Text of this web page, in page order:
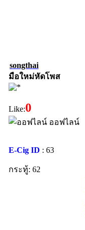
songthai
มือใหม่หัดโพส
Like:0
ออฟไลน์
E-Cig ID : 63
กระทู้: 62